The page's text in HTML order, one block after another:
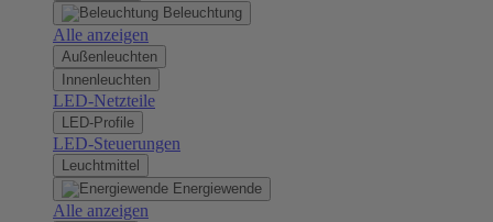
Beleuchtung
Alle anzeigen
Außenleuchten
Innenleuchten
LED-Netzteile
LED-Profile
LED-Steuerungen
Leuchtmittel
Energiewende
Alle anzeigen